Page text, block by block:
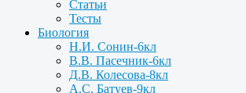
Статьи
Тесты
Биология
Н.И. Сонин-6кл
В.В. Пасечник-6кл
Д.В. Колесова-8кл
А.С. Батуев-9кл